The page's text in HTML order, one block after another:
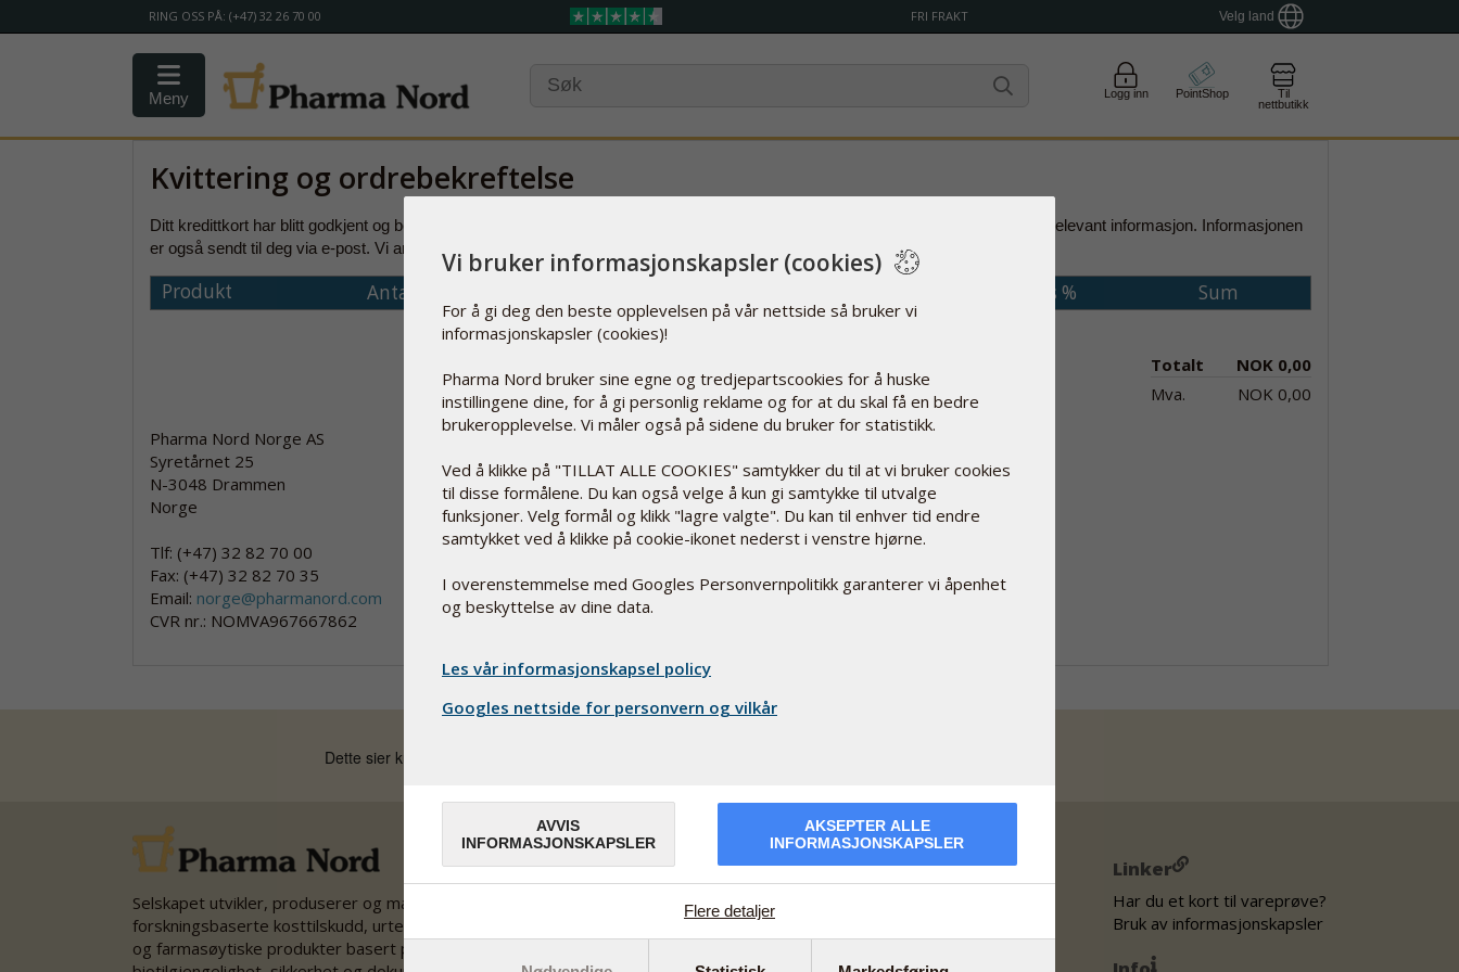
RING OSS PÅ: (+47) 32 26 70 00 FRI FRAKT Velg land
Meny Logg inn PointShop
Til
nettbutikk
Kvittering og ordrebekreftelse
Ditt kredittkort har blitt godkjent og bestillingen annen relevant informasjon. Informasjonen
er også sendt til deg via e-post. Vi anbefaler
Produkt Antall Moms % Sum
Totalt
NOK 0,00
Mva.
NOK 0,00
Pharma Nord Norge AS
Syretårnet 25
N-3048 Drammen
Norge
Tlf: (+47) 32 82 70 00
Fax: (+47) 32 82 70 35
Email: norge@pharmanord.com
CVR nr.: NOMVA967667862
Selskapet utvikler, produserer og markedsfører
forskningsbaserte kosttilskudd, urteprodukter
og farmasøytiske produkter basert på optimal
Åpningstider
Mandag – Fredag : 08:00 – 16:00
(+47) 32 26 70 00
Linker
Har du et kort til vareprøve?
Bruk av informasjonskapsler
Vi bruker informasjonskapsler (cookies)
For å gi deg den beste opplevelsen på vår nettside så bruker vi
informasjonskapsler (cookies)!
Pharma Nord bruker sine egne og tredjepartscookies for å huske
instillingene dine, for å gi personlig reklame og for at du skal få en bedre
brukeropplevelse. Vi måler også på sidene du bruker for statistikk.
Ved å klikke på "TILLAT ALLE COOKIES" samtykker du til at vi bruker cookies
til disse formålene. Du kan også velge å kun gi samtykke til utvalge
funksjoner. Velg formål og klikk "lagre valgte". Du kan til enhver tid endre
samtykket ved å klikke på cookie-ikonet nederst i venstre hjørne.
I overenstemmelse med Googles Personvernpolitikk garanterer vi åpenhet
og beskyttelse av dine data.
Les vår informasjonskapsel policy
Googles nettside for personvern og vilkår
AVVIS
INFORMASJONSKAPSLER
AKSEPTER ALLE
INFORMASJONSKAPSLER
Flere detaljer